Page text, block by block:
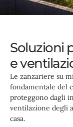
Soluzioni
e
Le zanzariere su
fondamentale del
proteggono dagli
ventilazione degli
casa.